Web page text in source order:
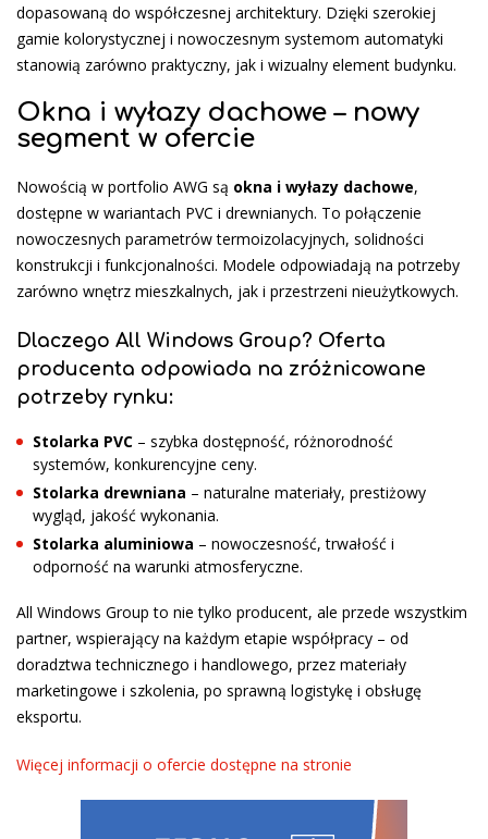
dopasowaną do współczesnej architektury. Dzięki szerokiej
gamie kolorystycznej i nowoczesnym systemom automatyki
stanowią zarówno praktyczny, jak i wizualny element budynku.
Okna i wyłazy dachowe – nowy
segment w ofercie
Nowością w portfolio AWG są okna i wyłazy dachowe,
dostępne w wariantach PVC i drewnianych. To połączenie
nowoczesnych parametrów termoizolacyjnych, solidności
konstrukcji i funkcjonalności. Modele odpowiadają na potrzeby
zarówno wnętrz mieszkalnych, jak i przestrzeni nieużytkowych.
Dlaczego All Windows Group? Oferta
producenta odpowiada na zróżnicowane
potrzeby rynku:
Stolarka PVC – szybka dostępność, różnorodność
systemów, konkurencyjne ceny.
Stolarka drewniana – naturalne materiały, prestiżowy
wygląd, jakość wykonania.
Stolarka aluminiowa – nowoczesność, trwałość i
odporność na warunki atmosferyczne.
All Windows Group to nie tylko producent, ale przede wszystkim
partner, wspierający na każdym etapie współpracy – od
doradztwa technicznego i handlowego, przez materiały
marketingowe i szkolenia, po sprawną logistykę i obsługę
eksportu.
Więcej informacji o ofercie dostępne na stronie